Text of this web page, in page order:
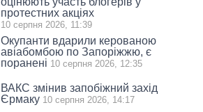
протестних акціях
10 серпня 2026, 11:39
Окупанти вдарили керованою
авіабомбою по Запоріжжю, є
поранені 10 серпня 2026, 12:35
ВАКС змінив запобіжний захід
Єрмаку 10 серпня 2026, 14:17